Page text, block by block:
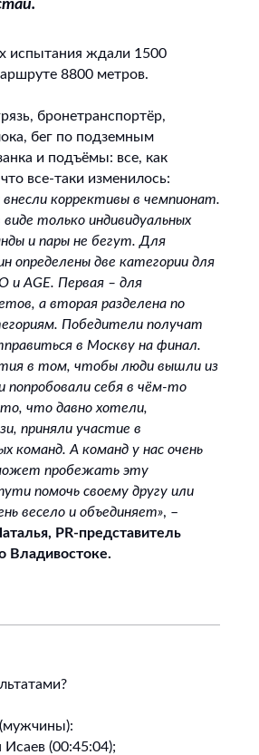
испытания ждали 1500
8800 метров.
бронетранспортёр,
бег по подземным
и подъёмы: все, как
все-таки изменилось:
коррективы в чемпионат.
только индивидуальных
и пары не бегут. Для
определены две категории для
и AGE. Первая – для
а вторая разделена по
Победители получат
в Москву на финал.
в том, чтобы люди вышли из
попробовали себя в чём-то
что давно хотели,
приняли участие в
команд. А команд у нас очень
пробежать эту
помочь своему другу или
весело и объединяет», –
PR-представитель
Владивостоке.
(мужчины):
(00:45:04);